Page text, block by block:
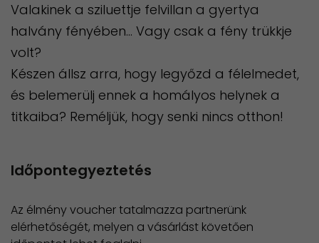
Valakinek a sziluettje felvillan a gyertya
halvány fényében... Vagy csak a fény trükkje
volt?
Készen állsz arra, hogy legyőzd a félelmedet,
és belemerülj ennek a homályos helynek a
titkaiba? Reméljük, hogy senki nincs otthon!
Időpontegyeztetés
Az élmény voucher tatalmazza partnerünk
elérhetőségét, melyen a vásárlást követően